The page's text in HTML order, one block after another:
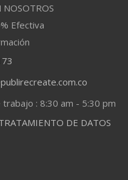
NOSOTROS
Efectiva
: 8:30 am - 5:30 pm
DE DATOS